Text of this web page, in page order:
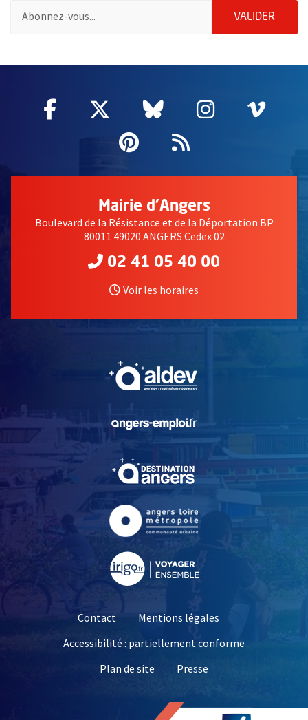
VALIDER
Facebook
, Ouvre une nouvelle fenêtre
Twitter
, Ouvre une nouvelle
Bluesky
, Ouvre une
Instagram
, Ouvre
,
Pinterest
, Ouvre une
Flux RSS
Mairie d'Angers
Boulevard de la Résistance et de la Déportation BP
80011 49020 ANGERS Cedex 02
02 41 05 40 00
Voir les horaires
, Ouvre une nouvelle
, Ouvre une nouvelle
Contact
Mentions légales
Accessibilité : partiellement conforme
Plan de site
Presse